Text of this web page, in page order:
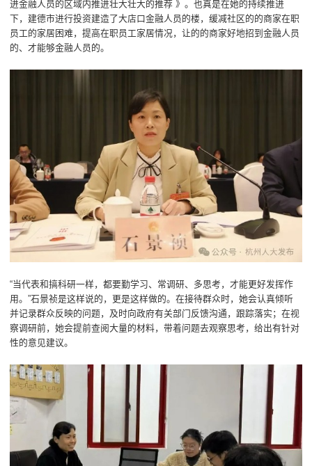
进金融人员的区域内推进壮大壮大的推荐 》。也真是在她的持续推进
下，建德市进行投资建造了大店口金融人员的楼，缓减社区的的商家在职
员工的家居困难，提高在职员工家居情况，让的的商家好地招到金融人员
的、才能够金融人员的。
“当代表和搞科研一样，都要勤学习、常调研、多思考，才能更好发挥作
用。”石景祯是这样说的，更是这样做的。在接待群众时，她会认真倾听
并记录群众反映的问题，及时向政府有关部门反馈沟通，跟踪落实；在视
察调研前，她会提前查阅大量的材料，带着问题去观察思考，给出有针对
性的意见建议。